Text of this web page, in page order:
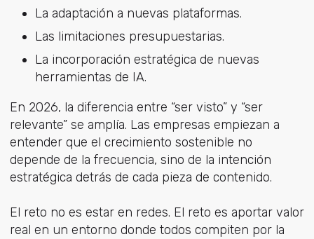
La adaptación a nuevas plataformas.
Las limitaciones presupuestarias.
La incorporación estratégica de nuevas
herramientas de IA.
En 2026, la diferencia entre “ser visto” y “ser
relevante” se amplía. Las empresas empiezan a
entender que el crecimiento sostenible no
depende de la frecuencia, sino de la intención
estratégica detrás de cada pieza de contenido.
El reto no es estar en redes. El reto es aportar valor
real en un entorno donde todos compiten por la